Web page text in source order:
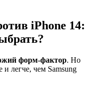
iPhone 14:
форм-фактор. Но
легче, чем Samsung